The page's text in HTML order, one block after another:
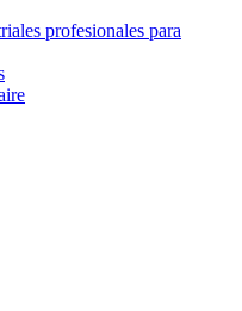
profesionales para